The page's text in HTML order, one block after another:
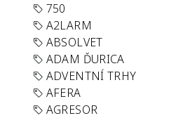
750
A2LARM
ABSOLVET
ADAM ĎURICA
ADVENTNÍ TRHY
AFERA
AGRESOR